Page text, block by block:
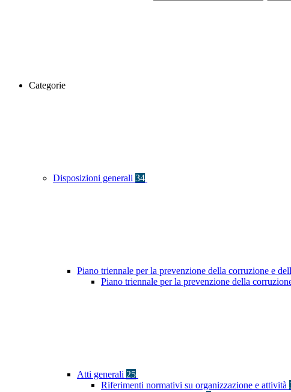
Categorie
Disposizioni generali 34
Piano triennale per la prevenzione della corruzione e
Piano triennale per la prevenzione della
Atti generali 25
Riferimenti normativi su organizzazione e attività